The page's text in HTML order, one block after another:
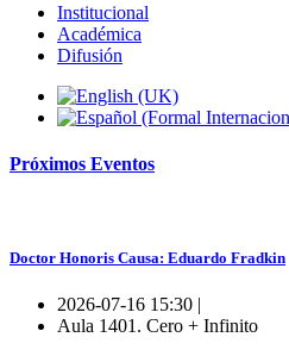
Institucional
Académica
Difusión
Próximos Eventos
Doctor Honoris Causa: Eduardo Fradkin
2026-07-16 15:30 |
Aula 1401. Cero + Infinito